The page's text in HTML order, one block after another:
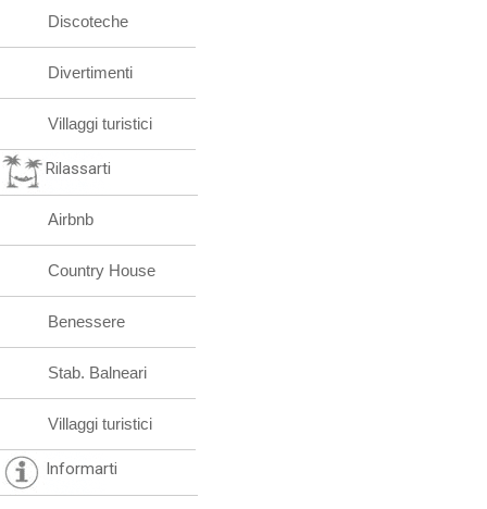
Discoteche
Divertimenti
Villaggi turistici
Rilassarti
Airbnb
Country House
Benessere
Stab. Balneari
Villaggi turistici
Informarti